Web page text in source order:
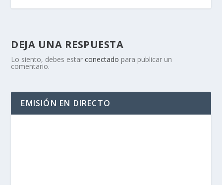
DEJA UNA RESPUESTA
Lo siento, debes estarconectado para publicar un
comentario.
EMISIÓN EN DIRECTO